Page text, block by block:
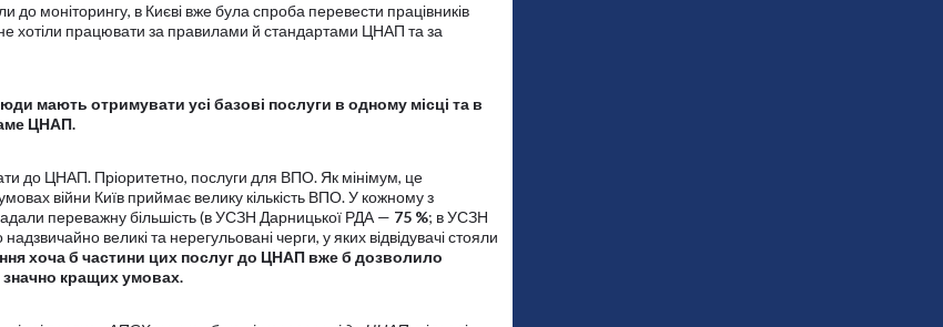
моніторингу, в Києві вже була спроба перевести працівників
хотіли працювати за правилами й стандартами ЦНАП та за
мають отримувати усі базові послуги в одному місці та в
ЦНАП.
до ЦНАП. Пріоритетно, послуги для ВПО. Як мінімум, це
війни Київ приймає велику кількість ВПО. У кожному з
переважну більшість (в УСЗН Дарницької РДА — 75 %; в УСЗН
великі та нерегульовані черги, у яких відвідувачі стояли
хоча б частини цих послуг до ЦНАП вже б дозволило
значно кращих умовах.